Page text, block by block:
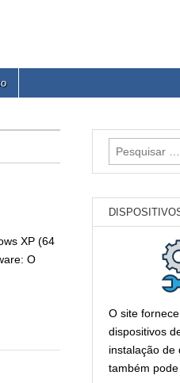
XP (64
O
Pesquisar
por:
O site
dispositivos
instalação de
também